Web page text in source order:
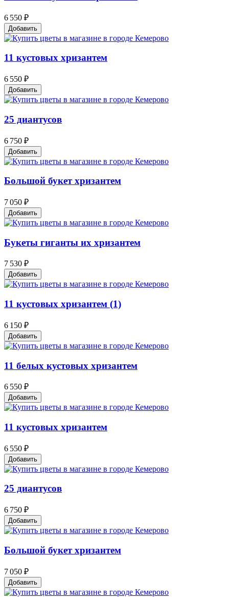
6 550 ₽
Добавить
11 кустовых хризантем
6 550 ₽
Добавить
25 диантусов
6 750 ₽
Добавить
Большой букет хризантем
7 050 ₽
Добавить
Букеты гиганты их хризантем
7 530 ₽
Добавить
11 кустовых хризантем (1)
6 150 ₽
Добавить
11 белых кустовых хризантем
6 550 ₽
Добавить
11 кустовых хризантем
6 550 ₽
Добавить
25 диантусов
6 750 ₽
Добавить
Большой букет хризантем
7 050 ₽
Добавить